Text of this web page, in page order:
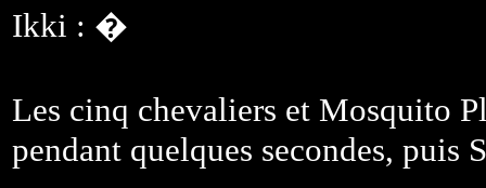
Ikki : �
Les cinq chevaliers et Mosquito
pendant quelques secondes, puis